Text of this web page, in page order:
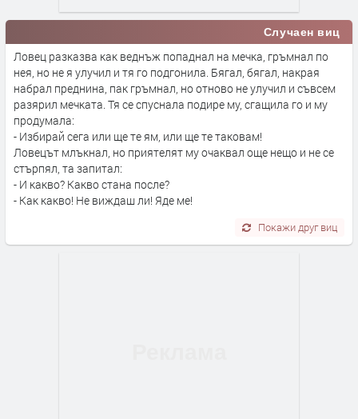
Случаен виц
Ловец разказва как веднъж попаднал на мечка, гръмнал по
нея, но не я улучил и тя го подгонила. Бягал, бягал, накрая
набрал преднина, пак гръмнал, но отново не улучил и съвсем
разярил мечката. Тя се спуснала подире му, сгащила го и му
продумала:
- Избирай сега или ще те ям, или ще те таковам!
Ловецът млъкнал, но приятелят му очаквал още нещо и не се
стърпял, та запитал:
- И какво? Какво стана после?
- Как какво! Не виждаш ли! Яде ме!
Покажи друг виц